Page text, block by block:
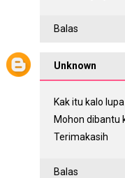
Balas
Unknown
Kak itu kalo
Mohon dibantu
Terimakasih
Balas